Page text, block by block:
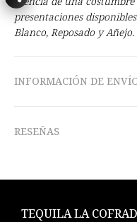
presentaciones
Blanco, Reposado y Añejo.
INFORMACIÓN DE
RESEÑAS
TEQUILA LA